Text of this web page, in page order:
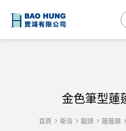
金色筆型蓮
首頁 衛浴 龍頭 蓮蓬頭